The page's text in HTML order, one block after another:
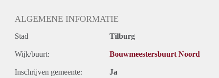
ALGEMENE INFORMATIE
Stad Tilburg
Wijk/buurt: Bouwmeestersbuurt Noord
Inschrijven gemeente: Ja